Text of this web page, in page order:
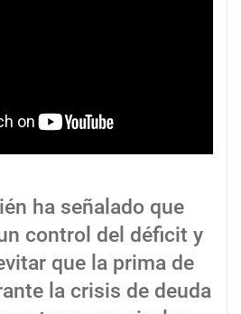
ha señalado que
control del déficit y
que la prima de
la crisis de deuda